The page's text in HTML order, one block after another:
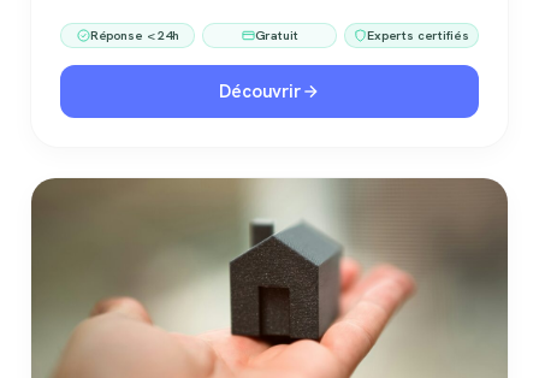
Réponse < 24h Gratuit Experts certifiés
Découvrir